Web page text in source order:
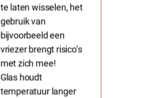
te laten wisselen, het
gebruik van
bijvoorbeeld een
vriezer brengt risico’s
met zich mee!
Glas houdt
temperatuur langer